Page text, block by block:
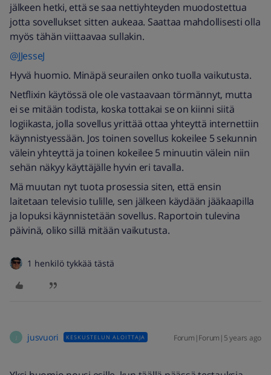
jälkeen hetki, että se saa nettiyhteyden muodostettua
jotta sovellukset sitten aukeaa. Saattaa mahdollisesti olla
myös tähän viittaavaa sullakin.
@JJesseJ
Hyvä huomio. Minäpä seurailen onko tuolla vaikutusta.
Netflixin käytössä ole ole vastaavaan törmännyt, mutta
ei se mitään todista, koska tottakai se on kiinni siitä
logiikasta, jolla sovellus yrittää ottaa yhteyttä internettiin
käynnistyessään. Jos toinen sovellus kokeilee 5 sekunnin
välein yhteyttä ja toinen kokeilee 5 minuutin välein niin
sehän näkyy käyttäjälle hyvin eri tavalla.
Mä muutan nyt tuota prosessia siten, että ensin
laitetaan televisio tulille, sen jälkeen käydään jääkaapilla
ja lopuksi käynnistetään sovellus. Raportoin tulevina
päivinä, oliko sillä mitään vaikutusta.
1 henkilö tykkää tästä
jusvuori KESKUSTELUN ALOITTAJA Forum|Forum|5 years ago